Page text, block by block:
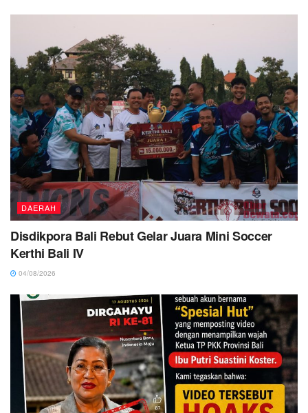
DAERAH
Disdikpora Bali Rebut Gelar Juara Mini Soccer
Kerthi Bali IV
04/08/2026